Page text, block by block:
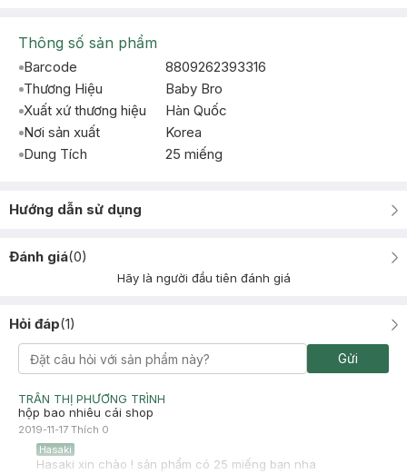
Thông số sản phẩm
Barcode
8809262393316
Thương Hiệu
Baby Bro
Xuất xứ thương hiệu
Hàn Quốc
Nơi sản xuất
Korea
Dung Tích
25 miếng
Hướng dẫn sử dụng
Đánh giá(0)
Hãy là người đầu tiên đánh giá
Hỏi đáp(1)
Gửi
TRẦN THỊ PHƯƠNG TRÌNH
hộp bao nhiêu cái shop
2019-11-17 Thích 0
Hasaki
Hasaki xin chào ! sản phẩm có 25 miếng bạn nha